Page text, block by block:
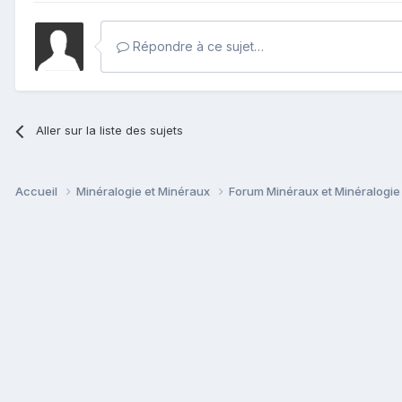
Répondre à ce sujet…
Aller sur la liste des sujets
Accueil Minéralogie et Minéraux Forum Minéraux et Minéralogie